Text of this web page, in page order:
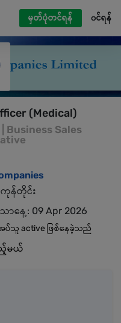
မှတ်ပုံတင်ရန် ၀င်ရန်
(Medical)
Business Sales
ကုန်တိုင်း
ာနေ့: 09 Apr 2026
သူ active ဖြစ်နေခဲ့သည်
မယ်